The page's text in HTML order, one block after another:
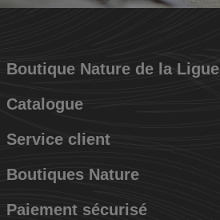
Boutique Nature de la Ligue
Catalogue
Service client
Boutiques Nature
Paiement sécurisé